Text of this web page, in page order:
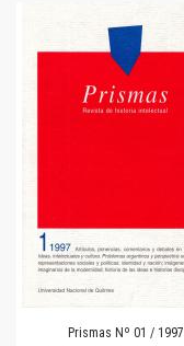
Prismas Nº 01 / 1997